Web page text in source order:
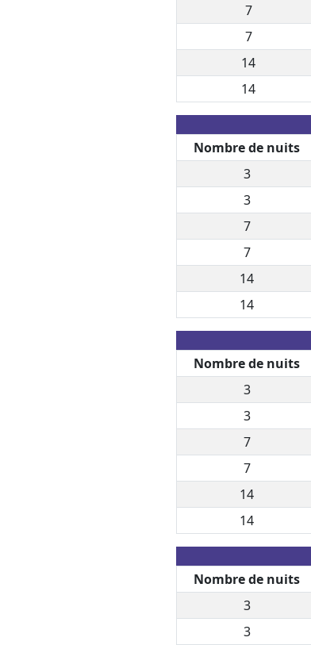
7
7
14
14
Nombre de nuits
3
3
7
7
14
14
Nombre de nuits
3
3
7
7
14
14
Nombre de nuits
3
3